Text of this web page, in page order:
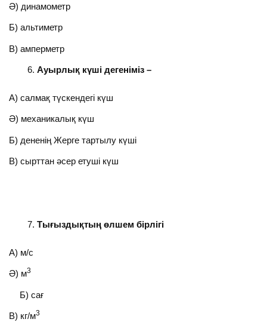
Ә) динамометр
Б) альтиметр
В) амперметр
Ауырлық күші дегеніміз –
А) салмақ түскендегі күш
Ә) механикалық күш
Б) дененің Жерге тартылу күші
В) сырттан әсер етуші күш
Тығыздықтың өлшем бірлігі
А) м/с
Ә) м3
Б) сағ
В) кг/м3